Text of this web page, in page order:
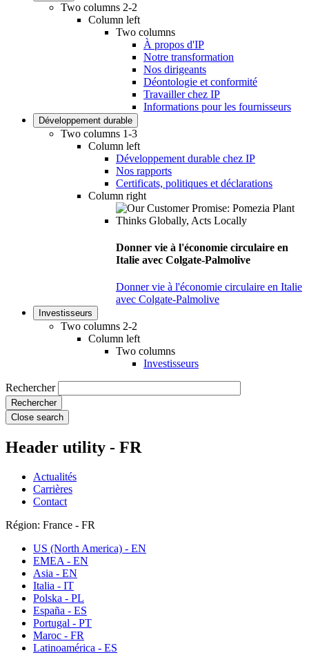
Two columns 2-2
Column left
Two columns
À propos d'IP
Notre transformation
Nos dirigeants
Déontologie et conformité
Travailler chez IP
Informations pour les fournisseurs
Développement durable
Two columns 1-3
Column left
Développement durable chez IP
Nos rapports
Certificats, politiques et déclarations
Column right
Donner vie à l'économie circulaire en
Italie avec Colgate-Palmolive
Donner vie à l'économie circulaire en Italie
avec Colgate-Palmolive
Investisseurs
Two columns 2-2
Column left
Two columns
Investisseurs
Rechercher
Close search
Header utility - FR
Actualités
Carrières
Contact
Région: France - FR
US (North America) - EN
EMEA - EN
Asia - EN
Italia - IT
Polska - PL
España - ES
Portugal - PT
Maroc - FR
Latinoamérica - ES